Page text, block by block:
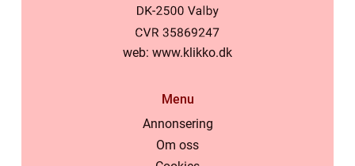
web: www.klikko.dk
Menu
Annonsering
Om oss